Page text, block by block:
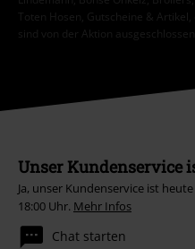
Toten Hosen, Gutscheine &
sind von der Aktion ausgeschlossen.
Unser Kundenservice
Ja, unser Kundenservice ist
18:00 Uhr. Mehr Infos
Chat starten